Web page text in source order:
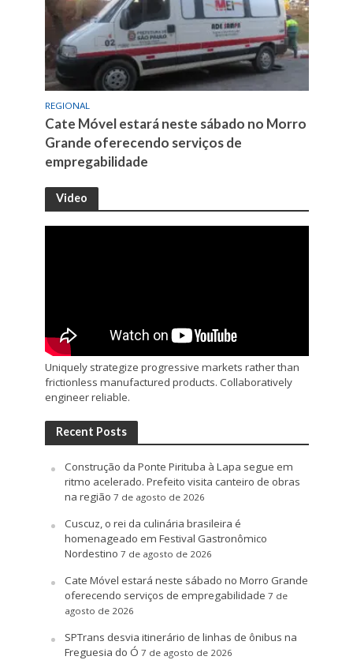
REGIONAL
Cate Móvel estará neste sábado no Morro
Grande oferecendo serviços de
empregabilidade
Video
Uniquely strategize progressive markets rather than
frictionless manufactured products. Collaboratively
engineer reliable.
Recent Posts
Construção da Ponte Pirituba à Lapa segue em
ritmo acelerado. Prefeito visita canteiro de obras
na região 7 de agosto de 2026
Cuscuz, o rei da culinária brasileira é
homenageado em Festival Gastronômico
Nordestino 7 de agosto de 2026
Cate Móvel estará neste sábado no Morro Grande
oferecendo serviços de empregabilidade 7 de
agosto de 2026
SPTrans desvia itinerário de linhas de ônibus na
Freguesia do Ó 7 de agosto de 2026